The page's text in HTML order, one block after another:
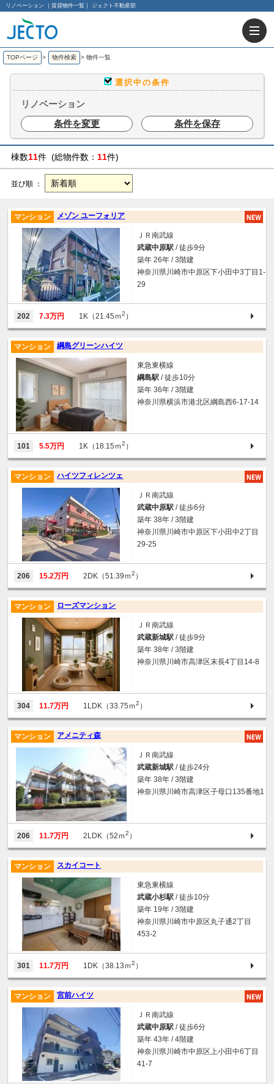
リノベーション ｜賃貸物件一覧｜ ジェクト不動産部
TOPページ > 物件検索 > 物件一覧
選択中の条件
リノベーション
条件を変更
条件を保存
棟数11件 (総物件数： 11件)
並び順 ：
メゾン ユーフォリア
マンション
ＪＲ南武線
武蔵中原駅 / 徒歩9分
築年 26年 / 3階建
神奈川県川崎市中原区下小田中3丁目1-
29
202 7.3万円 1K（21.45ｍ2 ）
綱島グリーンハイツ
マンション
東急東横線
綱島駅 / 徒歩10分
築年 36年 / 3階建
神奈川県横浜市港北区綱島西6-17-14
101 5.5万円 1K（18.15ｍ2 ）
ハイツフィレンツェ
マンション
ＪＲ南武線
武蔵中原駅 / 徒歩6分
築年 38年 / 3階建
神奈川県川崎市中原区下小田中2丁目
29-25
206 15.2万円 2DK（51.39ｍ2 ）
ローズマンション
マンション
ＪＲ南武線
武蔵新城駅 / 徒歩9分
築年 38年 / 3階建
神奈川県川崎市高津区末長4丁目14-8
304 11.7万円 1LDK（33.75ｍ2 ）
アメニティ森
マンション
ＪＲ南武線
武蔵新城駅 / 徒歩24分
築年 38年 / 3階建
神奈川県川崎市高津区子母口135番地1
206 11.7万円 2LDK（52ｍ2 ）
スカイコート
マンション
東急東横線
武蔵小杉駅 / 徒歩10分
築年 19年 / 3階建
神奈川県川崎市中原区丸子通2丁目
453-2
301 11.7万円 1DK（38.13ｍ2 ）
宮前ハイツ
マンション
ＪＲ南武線
武蔵中原駅 / 徒歩6分
築年 43年 / 4階建
神奈川県川崎市中原区上小田中6丁目
41-7